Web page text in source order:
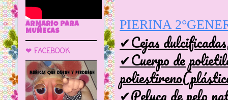
PIERINA
✔Cejas
✔Cuerpo de
ARMARIO PARA
MUÑECAS
❤ FACEBOOK